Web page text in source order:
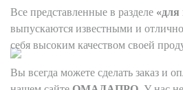
Все представленные в разделе «для
выпускаются известными и
себя высоким качеством своей
Вы всегда можете сделать заказ и